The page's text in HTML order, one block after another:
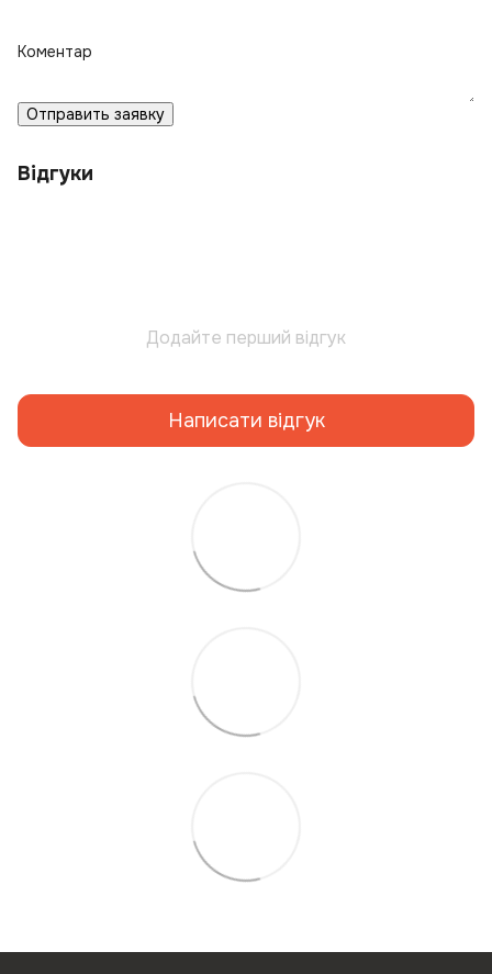
Коментар
Отправить заявку
Відгуки
Додайте перший відгук
Написати відгук